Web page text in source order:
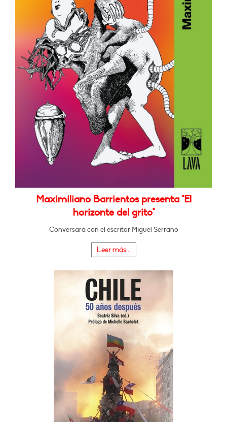
Maximiliano Barrientos presenta "El
horizonte del grito"
Conversará con el escritor Miguel Serrano
Leer más...